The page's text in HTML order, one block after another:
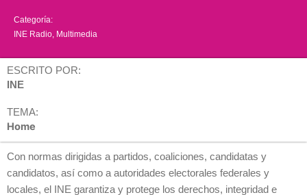
Categoría:
INE Radio Multimedia
ESCRITO POR:
INE
TEMA:
Home
Con normas dirigidas a partidos, coaliciones, candidatas y
candidatos, así como a autoridades electorales federales y
locales, el INE garantiza y protege los derechos, integridad e